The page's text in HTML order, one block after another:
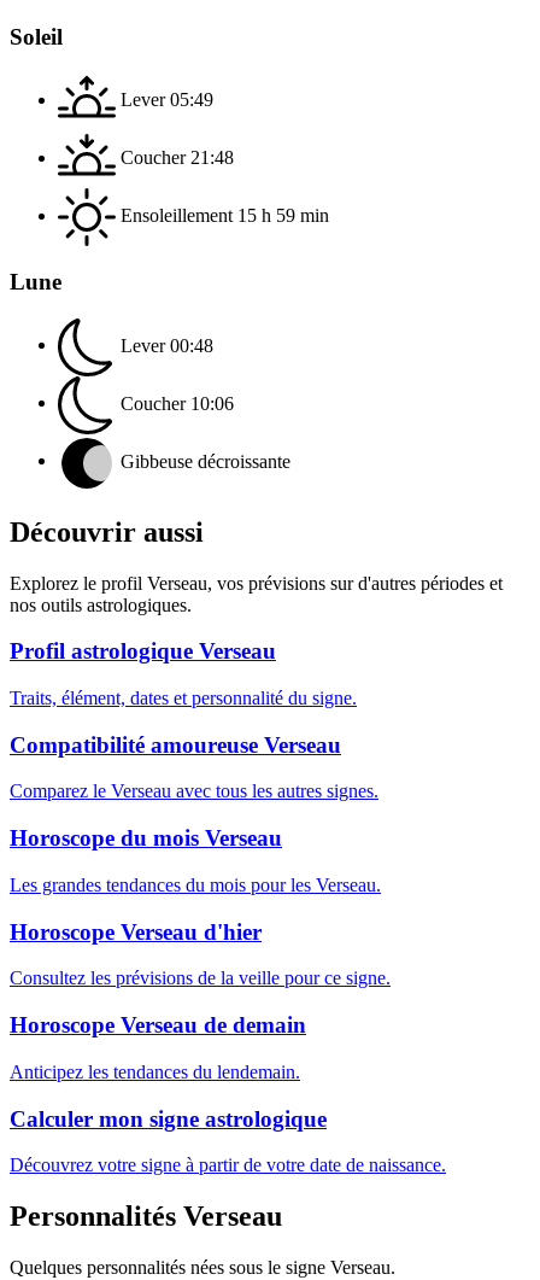
Soleil
Lever 05:49
Coucher 21:48
Ensoleillement 15 h 59 min
Lune
Lever 00:48
Coucher 10:06
Gibbeuse décroissante
Découvrir aussi
Explorez le profil Verseau, vos prévisions sur d'autres périodes et
nos outils astrologiques.
Profil astrologique Verseau
Traits, élément, dates et personnalité du signe.
Compatibilité amoureuse Verseau
Comparez le Verseau avec tous les autres signes.
Horoscope du mois Verseau
Les grandes tendances du mois pour les Verseau.
Horoscope Verseau d'hier
Consultez les prévisions de la veille pour ce signe.
Horoscope Verseau de demain
Anticipez les tendances du lendemain.
Calculer mon signe astrologique
Découvrez votre signe à partir de votre date de naissance.
Personnalités Verseau
Quelques personnalités nées sous le signe Verseau.